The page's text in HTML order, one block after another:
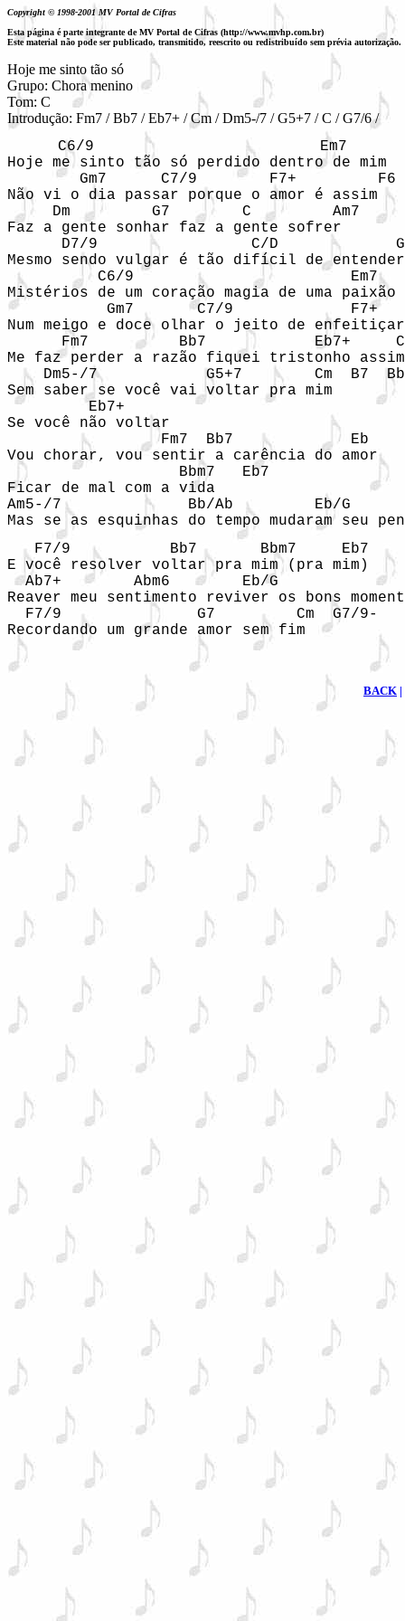
Copyright © 1998-2001 MV Portal de Cifras
Esta página é parte integrante de MV Portal de Cifras (http://www.mvhp.com.br)
Este material não pode ser publicado, transmitido, reescrito ou redistribuído sem prévia autorização.
Hoje me sinto tão só
Grupo: Chora menino
Tom: C
Introdução: Fm7 / Bb7 / Eb7+ / Cm / Dm5-/7 / G5+7 / C / G7/6 /
C6/9                         Em7
Hoje me sinto tão só perdido dentro de mim
        Gm7      C7/9        F7+         F6
Não vi o dia passar porque o amor é assim
     Dm         G7        C         Am7
Faz a gente sonhar faz a gente sofrer
D7/9                 C/D
Mesmo sendo vulgar é tão difícil de entender
          C6/9                        Em7
Mistérios de um coração magia de uma paixão
Gm7       C7/9             F7+
Num meigo e doce olhar o jeito de enfeitiçar
Fm7          Bb7            Eb7+
Me faz perder a razão fiquei tristonho assim
Dm5-/7            G5+7        Cm  B7
Sem saber se você vai voltar pra mim
         Eb7+
Se você não voltar
                 Fm7  Bb7             Eb
Vou chorar, vou sentir a carência do amor
                   Bbm7   Eb7
Ficar de mal com a vida
Am5-/7              Bb/Ab         Eb/G
Mas se as esquinhas do tempo mudaram seu
   F7/9           Bb7       Bbm7     Eb7
E você resolver voltar pra mim (pra mim)
Ab7+        Abm6        Eb/G
Reaver meu sentimento reviver os bons
  F7/9               G7         Cm  G7/9-
Recordando um grande amor sem fim
BACK |